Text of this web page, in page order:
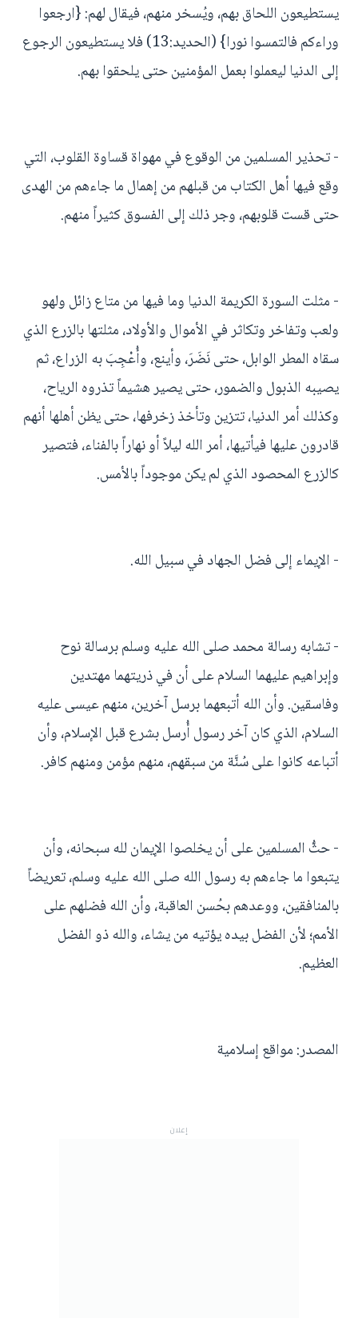
يستطيعون اللحاق بهم، ويُسخر منهم، فيقال لهم: {ارجعوا
وراءكم فالتمسوا نورا} (الحديد:13) فلا يستطيعون الرجوع
إلى الدنيا ليعملوا بعمل المؤمنين حتى يلحقوا بهم.
- تحذير المسلمين من الوقوع في مهواة قساوة القلوب، التي
وقع فيها أهل الكتاب من قبلهم من إهمال ما جاءهم من الهدى
حتى قست قلوبهم، وجر ذلك إلى الفسوق كثيراً منهم.
- مثلت السورة الكريمة الدنيا وما فيها من متاع زائل ولهو
ولعب وتفاخر وتكاثر في الأموال والأولاد، مثلتها بالزرع الذي
سقاه المطر الوابل، حتى نَضَرَ، وأينع، وأُعْجِبَ به الزراع، ثم
يصيبه الذبول والضمور، حتى يصير هشيماً تذروه الرياح،
وكذلك أمر الدنيا، تتزين وتأخذ زخرفها، حتى يظن أهلها أنهم
قادرون عليها فيأتيها، أمر الله ليلاً أو نهاراً بالفناء، فتصير
كالزرع المحصود الذي لم يكن موجوداً بالأمس.
- الإيماء إلى فضل الجهاد في سبيل الله.
- تشابه رسالة محمد صلى الله عليه وسلم برسالة نوح
وإبراهيم عليهما السلام على أن في ذريتهما مهتدين
وفاسقين. وأن الله أتبعهما برسل آخرين، منهم عيسى عليه
السلام، الذي كان آخر رسول أُرسل بشرع قبل الإسلام، وأن
أتباعه كانوا على سُنَّة من سبقهم، منهم مؤمن ومنهم كافر.
- حثُّ المسلمين على أن يخلصوا الإيمان لله سبحانه، وأن
يتبعوا ما جاءهم به رسول الله صلى الله عليه وسلم، تعريضاً
بالمنافقين، ووعدهم بحُسن العاقبة، وأن الله فضلهم على
الأمم؛ لأن الفضل بيده يؤتيه من يشاء، والله ذو الفضل
العظيم.
المصدر: مواقع إسلامية
إعلان